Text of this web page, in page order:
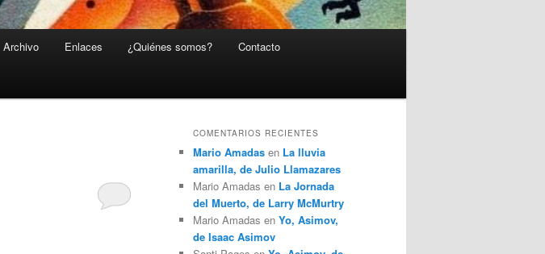
Archivo Enlaces ¿Quiénes somos? Contacto
COMENTARIOS RECIENTES
Mario Amadas en La lluvia
amarilla, de Julio Llamazares
Mario Amadas en La Jornada
del Muerto, de Larry McMurtry
Mario Amadas en Yo, Asimov,
de Isaac Asimov